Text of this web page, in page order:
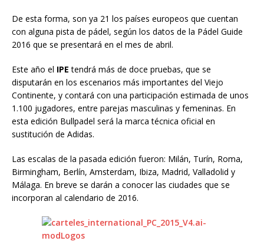
De esta forma, son ya 21 los países europeos que cuentan
con alguna pista de pádel, según los datos de la Pádel Guide
2016 que se presentará en el mes de abril.
Este año el IPE tendrá más de doce pruebas, que se
disputarán en los escenarios más importantes del Viejo
Continente, y contará con una participación estimada de unos
1.100 jugadores, entre parejas masculinas y femeninas. En
esta edición Bullpadel será la marca técnica oficial en
sustitución de Adidas.
Las escalas de la pasada edición fueron: Milán, Turín, Roma,
Birmingham, Berlín, Amsterdam, Ibiza, Madrid, Valladolid y
Málaga. En breve se darán a conocer las ciudades que se
incorporan al calendario de 2016.